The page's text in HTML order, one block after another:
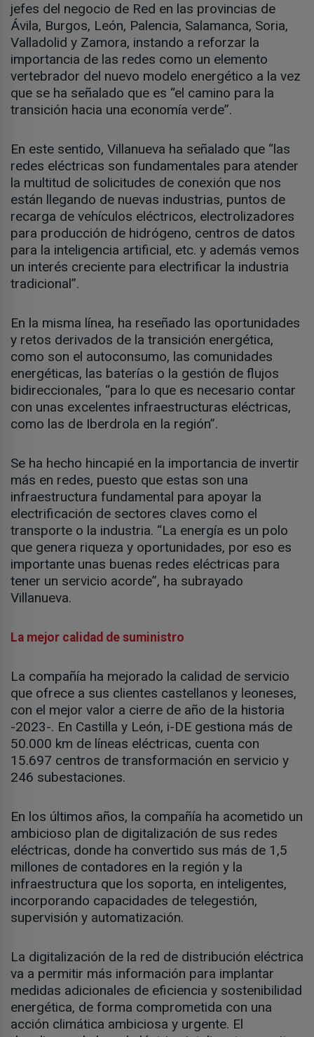
jefes del negocio de Red en las provincias de
Ávila, Burgos, León, Palencia, Salamanca, Soria,
Valladolid y Zamora, instando a reforzar la
importancia de las redes como un elemento
vertebrador del nuevo modelo energético a la vez
que se ha señalado que es “el camino para la
transición hacia una economía verde”.
En este sentido, Villanueva ha señalado que “las
redes eléctricas son fundamentales para atender
la multitud de solicitudes de conexión que nos
están llegando de nuevas industrias, puntos de
recarga de vehículos eléctricos, electrolizadores
para producción de hidrógeno, centros de datos
para la inteligencia artificial, etc. y además vemos
un interés creciente para electrificar la industria
tradicional”.
En la misma línea, ha reseñado las oportunidades
y retos derivados de la transición energética,
como son el autoconsumo, las comunidades
energéticas, las baterías o la gestión de flujos
bidireccionales, “para lo que es necesario contar
con unas excelentes infraestructuras eléctricas,
como las de Iberdrola en la región”.
Se ha hecho hincapié en la importancia de invertir
más en redes, puesto que estas son una
infraestructura fundamental para apoyar la
electrificación de sectores claves como el
transporte o la industria. “La energía es un polo
que genera riqueza y oportunidades, por eso es
importante unas buenas redes eléctricas para
tener un servicio acorde”, ha subrayado
Villanueva.
La mejor calidad de suministro
La compañía ha mejorado la calidad de servicio
que ofrece a sus clientes castellanos y leoneses,
con el mejor valor a cierre de año de la historia
-2023-. En Castilla y León, i-DE gestiona más de
50.000 km de líneas eléctricas, cuenta con
15.697 centros de transformación en servicio y
246 subestaciones.
En los últimos años, la compañía ha acometido un
ambicioso plan de digitalización de sus redes
eléctricas, donde ha convertido sus más de 1,5
millones de contadores en la región y la
infraestructura que los soporta, en inteligentes,
incorporando capacidades de telegestión,
supervisión y automatización.
La digitalización de la red de distribución eléctrica
va a permitir más información para implantar
medidas adicionales de eficiencia y sostenibilidad
energética, de forma comprometida con una
acción climática ambiciosa y urgente. El